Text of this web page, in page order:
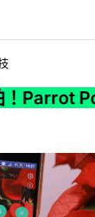
！Parrot